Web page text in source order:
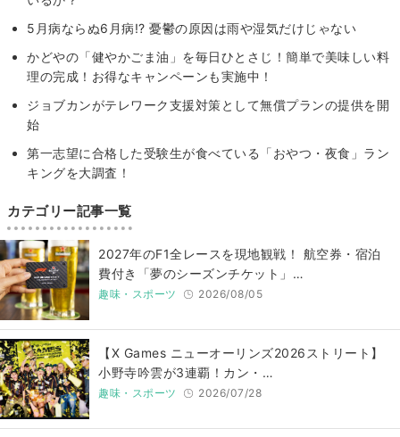
5月病ならぬ6月病!? 憂鬱の原因は雨や湿気だけじゃない
かどやの「健やかごま油」を毎日ひとさじ！簡単で美味しい料
理の完成！お得なキャンペーンも実施中！
ジョブカンがテレワーク支援対策として無償プランの提供を開
始
第一志望に合格した受験生が食べている「おやつ・夜食」ラン
キングを大調査！
カテゴリー記事一覧
2027年のF1全レースを現地観戦！ 航空券・宿泊
費付き「夢のシーズンチケット」…
趣味・スポーツ 2026/08/05
【X Games ニューオーリンズ2026ストリート】
小野寺吟雲が3連覇！カン・…
趣味・スポーツ 2026/07/28